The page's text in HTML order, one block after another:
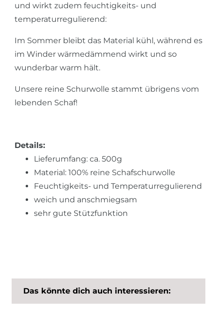
und wirkt zudem feuchtigkeits- und
temperaturregulierend:
Im Sommer bleibt das Material kühl, während es
im Winder wärmedämmend wirkt und so
wunderbar warm hält.
Unsere reine Schurwolle stammt übrigens vom
lebenden Schaf!
Details:
Lieferumfang: ca. 500g
Material: 100% reine Schafschurwolle
Feuchtigkeits- und Temperaturregulierend
weich und anschmiegsam
sehr gute Stützfunktion
Das könnte dich auch interessieren: